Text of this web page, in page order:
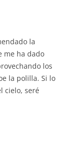
la
me ha dado
los
la polilla. Si lo
cielo, seré